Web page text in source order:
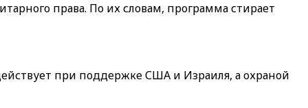
права. По их словам, программа стирает
при поддержке США и Израиля, а охраной